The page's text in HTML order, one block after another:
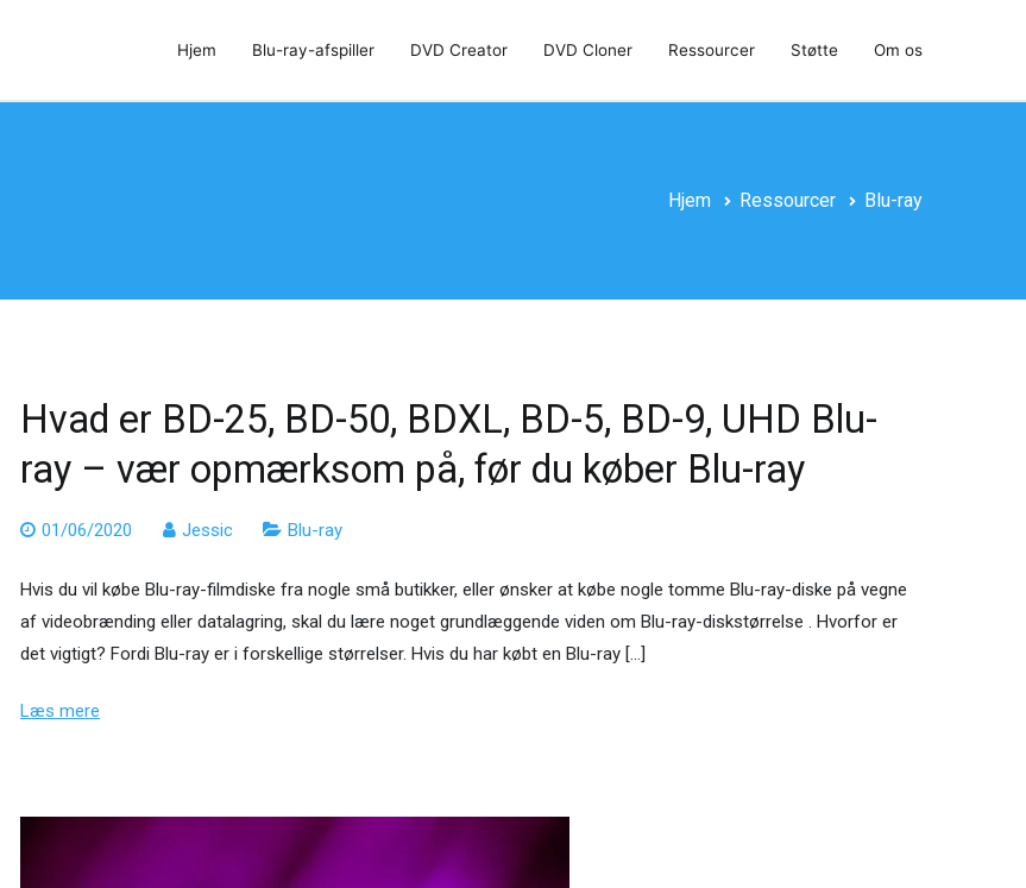
Hjem Blu-ray-afspiller DVD Creator DVD Cloner Ressourcer Støtte Om os
Hjem Ressourcer Blu-ray
Hvad er BD-25, BD-50, BDXL, BD-5, BD-9, UHD Blu-
ray – vær opmærksom på, før du køber Blu-ray
01/06/2020 Jessic Blu-ray
Hvis du vil købe Blu-ray-filmdiske fra nogle små butikker, eller ønsker at købe nogle tomme Blu-ray-diske på vegne
af videobrænding eller datalagring, skal du lære noget grundlæggende viden om Blu-ray-diskstørrelse . Hvorfor er
det vigtigt? Fordi Blu-ray er i forskellige størrelser. Hvis du har købt en Blu-ray […]
Læs mere